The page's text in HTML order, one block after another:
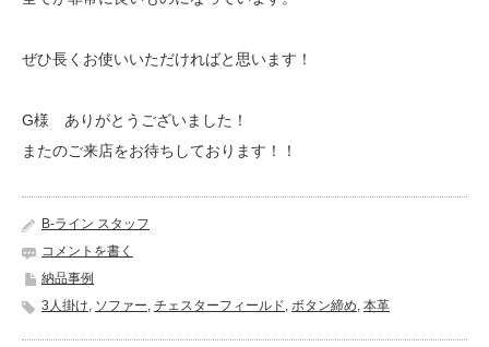
ぜひ長くお使いいただければと思います！
G様 ありがとうございました！
またのご来店をお待ちしております！！
B-ライン スタッフ
コメントを書く
納品事例
3人掛け, ソファー, チェスターフィールド, ボタン締め, 本革